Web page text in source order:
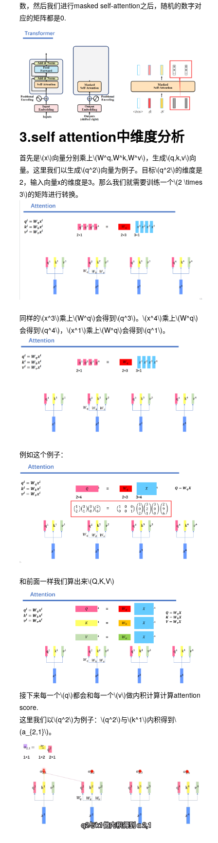
数，然后我们进行masked self-attention之后，随机的数字对
应的矩阵都是0.
3.self attention中维度分析
首先是\(x\)向量分别乘上\(W^q,W^k,W^v\)，生成\(q,k,v\)向
量。这里我们以生成\(q^2\)向量为例子。目标\(q^2\)的维度是
2，输入向量x的维度是3。那么我们就需要训练一个\(2 \times
3\)的矩阵进行转换。
同样的\(x^3\)乘上\(W^q\)会得到\(q^3\)。 \(x^4\)乘上\(W^q\)
会得到\(q^4\)， \(x^1\)乘上\(W^q\)会得到\(q^1\)。
例如这个例子：
和前面一样我们算出来\(Q,K,V\)
接下来每一个\(q\)都会和每一个\(v\)做内积计算计算attention
score.
这里我们以\(q^2\)为例子： \(q^2\)与\(k^1\)内积得到\
(a_{2,1}\)。